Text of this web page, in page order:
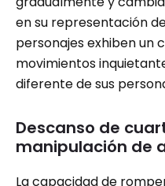
en su representación
personajes exhiben
movimientos
diferente de sus
Descanso de
manipulación de
La capacidad de